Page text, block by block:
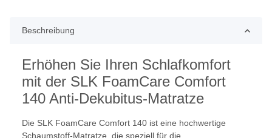
Beschreibung
Erhöhen Sie Ihren Schlafkomfort
mit der SLK FoamCare Comfort
140 Anti-Dekubitus-Matratze
Die SLK FoamCare Comfort 140 ist eine hochwertige
Schaumstoff-Matratze, die speziell für die